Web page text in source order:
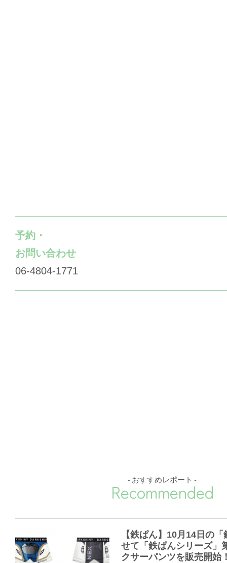
予約・
お問い合わせ
06-4804-1771
- おすすめレポート -
Recommended
【鉄ぱん】10月14日の
せて「鉄ぱんシリーズ」
クサーパンツを販売開始